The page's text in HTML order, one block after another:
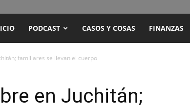
PODCAST CASOS Y COSAS FINANZAS
familiares se llevan el cuerpo
en Juchitán;